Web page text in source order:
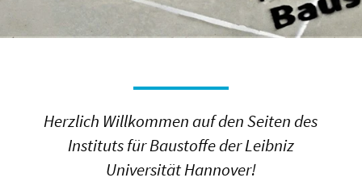
Herzlich Willkommen auf den Seiten des
Instituts für Baustoffe der Leibniz
Universität Hannover!